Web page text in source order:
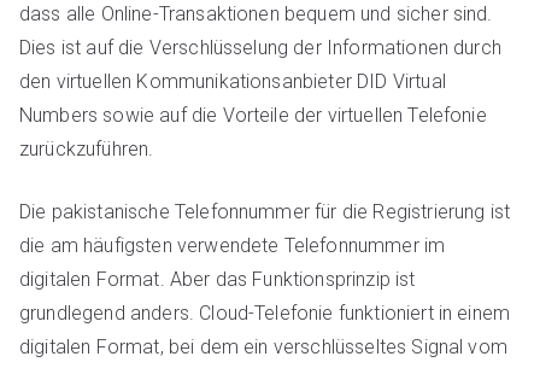
dass alle Online-Transaktionen bequem und sicher sind.
Dies ist auf die Verschlüsselung der Informationen durch
den virtuellen Kommunikationsanbieter DID Virtual
Numbers sowie auf die Vorteile der virtuellen Telefonie
zurückzuführen.
Die pakistanische Telefonnummer für die Registrierung ist
die am häufigsten verwendete Telefonnummer im
digitalen Format. Aber das Funktionsprinzip ist
grundlegend anders. Cloud-Telefonie funktioniert in einem
digitalen Format, bei dem ein verschlüsseltes Signal vom